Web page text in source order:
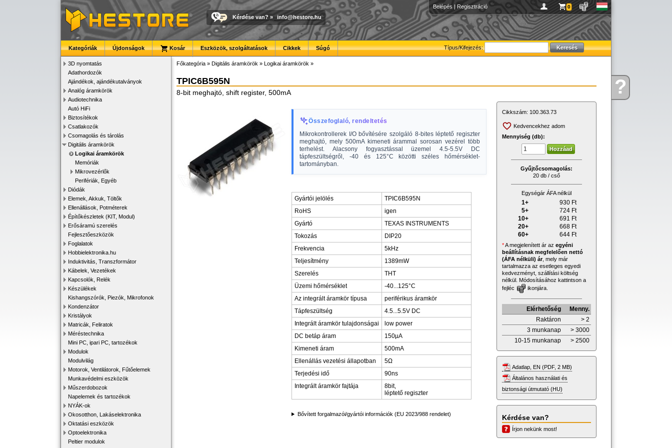
Kérdése?
Belépés | Regisztráció 0
Kérdése van? » info@hestore.hu
Típus/Kifejezés:
Kategóriák Újdonságok Kosár Eszközök, szolgáltatások Cikkek Súgó
3D nyomtatás
Adathordozók
Ajándékok, ajándékutalványok
Analóg áramkörök
Audiotechnika
Autó HiFi
Biztosítékok
Csatlakozók
Csomagolás és tárolás
Digitális áramkörök
Logikai áramkörök
Memóriák
Mikrovezérlők
Perifériák, Egyéb
Diódák
Elemek, Akkuk, Töltők
Ellenállások, Potméterek
Építőkészletek (KIT, Modul)
Erősáramú szerelés
Fejlesztőeszközök
Foglalatok
Hobbielektronika.hu
Induktivitás, Transzformátor
Kábelek, Vezetékek
Kapcsolók, Relék
Készülékek
Kishangszórók, Piezók, Mikrofonok
Kondenzátor
Kristályok
Matricák, Feliratok
Méréstechnika
Mini PC, ipari PC, tartozékok
Modulok
Modulvilág
Motorok, Ventilátorok, Fűtőelemek
Munkavédelmi eszközök
Műszerdobozok
Napelemek és tartozékok
NYÁK-ok
Okosotthon, Lakáselektronika
Oktatási eszközök
Optoelektronika
Peltier modulok
Főkategória » Digitális áramkörök » Logikai áramkörök »
TPIC6B595N
8-bit meghajtó, shift register, 500mA
Összefoglaló, rendeltetés
Mikrokontrollerek I/O bővítésére szolgáló 8-bites léptető regiszter
meghajtó, mely 500mA kimeneti árammal sorosan vezérel több
terhelést. Alacsony fogyasztással üzemel 4.5-5.5V DC
tápfeszültségről, -40 és 125°C közötti széles hőmérséklet-
tartományban.
Gyártói jelölés
TPIC6B595N
RoHS
igen
Gyártó
TEXAS INSTRUMENTS
Tokozás
DIP20
Frekvencia
5kHz
Teljesítmény
1389mW
Szerelés
THT
Üzemi hőmérséklet
-40...125°C
Az integrált áramkör típusa
periférikus áramkör
Tápfeszültség
4.5...5.5V DC
Integrált áramkör tulajdonságai
low power
DC betáp áram
150µA
Kimeneti áram
500mA
Ellenállás vezetési állapotban
5Ω
Terjedési idő
90ns
Integrált áramkör fajtája
8bit,
léptető regiszter
Bővített forgalmazói/gyártói információk (EU 2023/988 rendelet)
Cikkszám: 100.363.73
Kedvencekhez adom
Mennyiség (db):
Gyűjtőcsomagolás:
20 db / cső
Egységár ÁFA nélkül
1+ 930 Ft
5+
724 Ft
10+
691 Ft
20+
668 Ft
60+
644 Ft
*A megjelenített ár az egyéni
beállításnak megfelelően nettó
(ÁFA nélküli) ár, mely már
tartalmazza az esetleges egyedi
kedvezményt, szállítási költség
nélkül. Módosításához kattintson a
fejléc
ikonjára.
Elérhetőség
Menny.
Raktáron
> 2
3 munkanap
> 3000
10-15 munkanap
> 2500
Adatlap, EN (PDF, 2 MB)
Általános használati és
biztonsági útmutató (HU)
Kérdése van?
Írjon nekünk most!